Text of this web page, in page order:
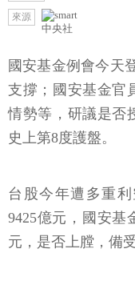
來源
中央社
國安基金例會今天
支撐；國安基金官
情勢等，研議是否
史上第8度護盤。
台股今年遭多重
9425億元，國安基
元，是否上膛，備